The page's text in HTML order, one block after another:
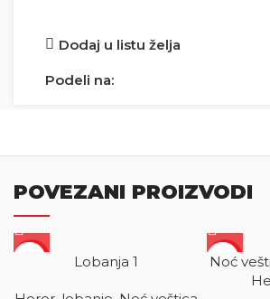
Dodaj u listu želja
Podeli na:
POVEZANI PROIZVODI
Lobanja 1 SALE
Noć